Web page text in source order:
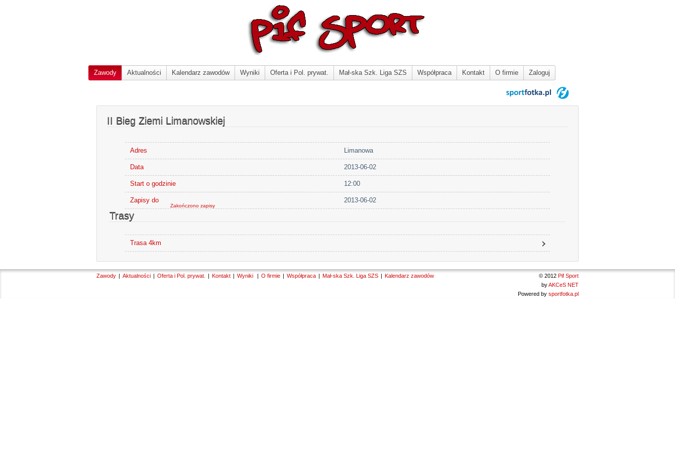
Zawody Aktualności Kalendarz zawodów Wyniki Oferta i Pol. prywat. Mał-ska Szk. Liga SZS Współpraca Kontakt O firmie Zaloguj
II Bieg Ziemi Limanowskiej
Adres Limanowa
Data 2013-06-02
Start o godzinie 12:00
Zapisy do 2013-06-02
Zakończono zapisy
Trasy
Trasa 4km
© 2012 Pif Sport
byAKCeS NET
Powered by sportfotka.pl
Zawody Aktualności Oferta i Pol. prywat. Kontakt Wyniki O firmie Współpraca Mał-ska Szk. Liga SZS Kalendarz zawodów